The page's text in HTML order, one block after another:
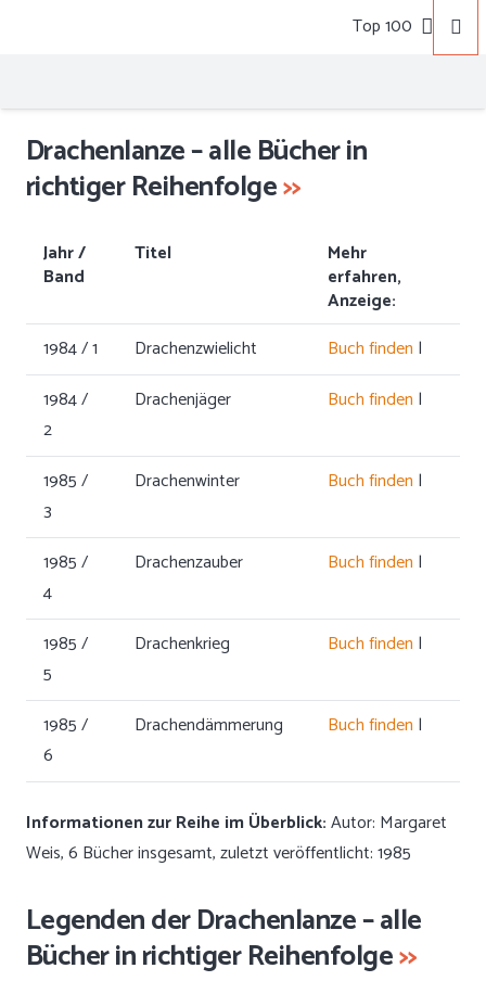
Top 100
Drachenlanze – alle Bücher in
richtiger Reihenfolge>>
Jahr /
Band
Titel
Mehr
erfahren,
Anzeige:
1984 / 1
Drachenzwielicht Buch finden |
1984 /
2
Drachenjäger Buch finden |
1985 /
3
Drachenwinter Buch finden |
1985 /
4
Drachenzauber Buch finden |
1985 /
5
Drachenkrieg Buch finden |
1985 /
6
Drachendämmerung Buch finden |
Informationen zur Reihe im Überblick:Autor: Margaret
Weis, 6 Bücher insgesamt, zuletzt veröffentlicht: 1985
Legenden der Drachenlanze – alle
Bücher in richtiger Reihenfolge>>